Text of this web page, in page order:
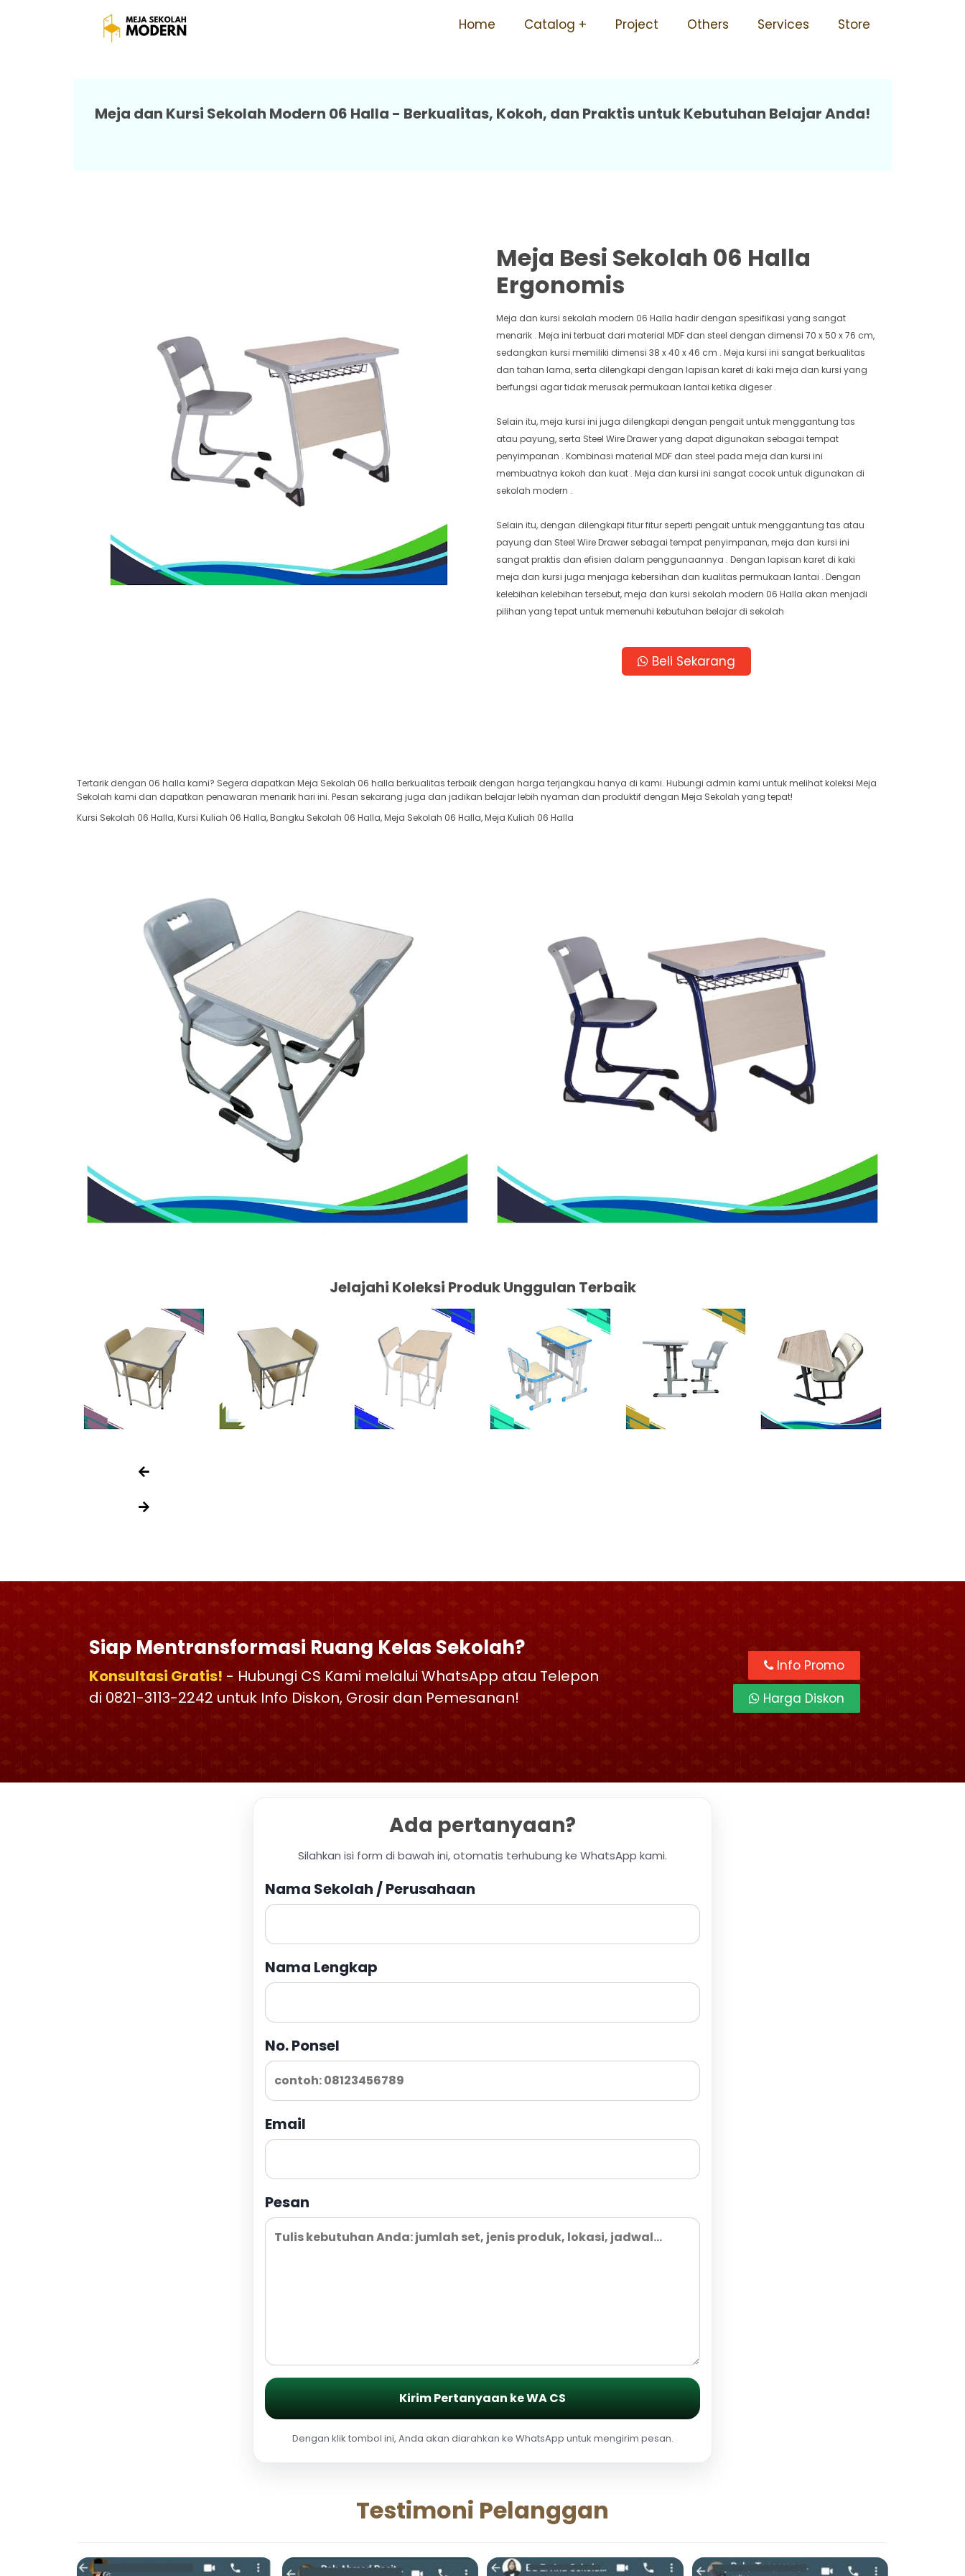
Home Catalog Project Others Services Store
Meja Besi Sekolah Ergonomis 06 Halla
Meja dan Kursi Sekolah Modern 06 Halla - Berkualitas, Kokoh, dan Praktis untuk Kebutuhan Belajar Anda!
Meja Besi Sekolah 06 Halla
Ergonomis
Meja dan kursi sekolah modern 06 Halla hadir dengan spesifikasi yang sangat
menarik . Meja ini terbuat dari material MDF dan steel dengan dimensi 70 x 50 x 76 cm,
sedangkan kursi memiliki dimensi 38 x 40 x 46 cm . Meja kursi ini sangat berkualitas
dan tahan lama, serta dilengkapi dengan lapisan karet di kaki meja dan kursi yang
berfungsi agar tidak merusak permukaan lantai ketika digeser .
Selain itu, meja kursi ini juga dilengkapi dengan pengait untuk menggantung tas
atau payung, serta Steel Wire Drawer yang dapat digunakan sebagai tempat
penyimpanan . Kombinasi material MDF dan steel pada meja dan kursi ini
membuatnya kokoh dan kuat . Meja dan kursi ini sangat cocok untuk digunakan di
sekolah modern .
Selain itu, dengan dilengkapi fitur fitur seperti pengait untuk menggantung tas atau
payung dan Steel Wire Drawer sebagai tempat penyimpanan, meja dan kursi ini
sangat praktis dan efisien dalam penggunaannya . Dengan lapisan karet di kaki
meja dan kursi juga menjaga kebersihan dan kualitas permukaan lantai . Dengan
kelebihan kelebihan tersebut, meja dan kursi sekolah modern 06 Halla akan menjadi
pilihan yang tepat untuk memenuhi kebutuhan belajar di sekolah
Beli Sekarang
Tertarik dengan 06 halla kami? Segera dapatkan Meja Sekolah 06 halla berkualitas terbaik dengan harga terjangkau hanya di kami. Hubungi admin kami untuk melihat koleksi Meja
Sekolah kami dan dapatkan penawaran menarik hari ini. Pesan sekarang juga dan jadikan belajar lebih nyaman dan produktif dengan Meja Sekolah yang tepat!
Kursi Sekolah 06 Halla, Kursi Kuliah 06 Halla, Bangku Sekolah 06 Halla, Meja Sekolah 06 Halla, Meja Kuliah 06 Halla
Jelajahi Koleksi Produk Unggulan Terbaik
Siap Mentransformasi Ruang Kelas Sekolah?
Konsultasi Gratis! - Hubungi CS Kami melalui WhatsApp atau Telepon
di 0821-3113-2242 untuk Info Diskon, Grosir dan Pemesanan!
Info Promo
Harga Diskon
Ada pertanyaan?
Silahkan isi form di bawah ini, otomatis terhubung ke WhatsApp kami.
Nama Sekolah / Perusahaan
Nama Lengkap
No. Ponsel
Email
Pesan
Kirim Pertanyaan ke WA CS
Dengan klik tombol ini, Anda akan diarahkan ke WhatsApp untuk mengirim pesan.
Testimoni Pelanggan